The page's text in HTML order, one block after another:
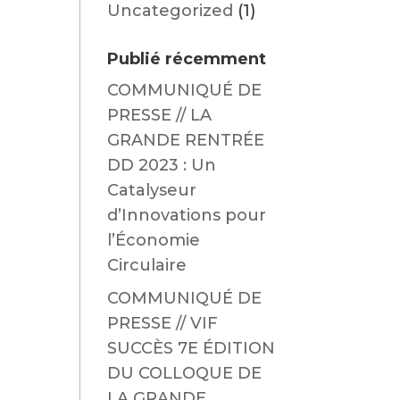
Uncategorized (1)
Publié récemment
COMMUNIQUÉ DE
PRESSE // LA
GRANDE RENTRÉE
DD 2023 : Un
Catalyseur
d’Innovations pour
l’Économie
Circulaire
COMMUNIQUÉ DE
PRESSE // VIF
SUCCÈS 7E ÉDITION
DU COLLOQUE DE